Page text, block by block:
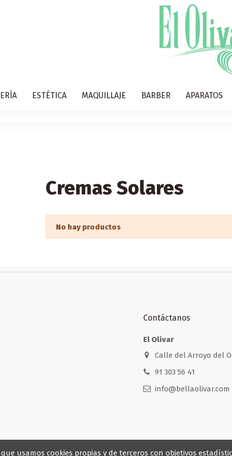
ESTÉTICA MAQUILLAJE BARBER APARATOS
Cremas Solares
No hay productos
Contáctanos
El Olivar
Calle del Arroyo del
91 303 56 41
info@bellaolivar.com
usamos cookies propias y de terceros con objetivos